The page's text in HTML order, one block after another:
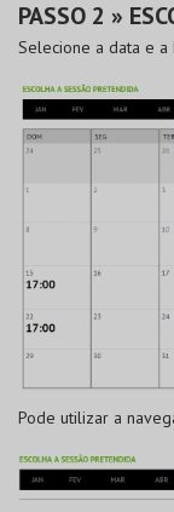
PASSO 2 »
Selecione a data e
Pode utilizar a